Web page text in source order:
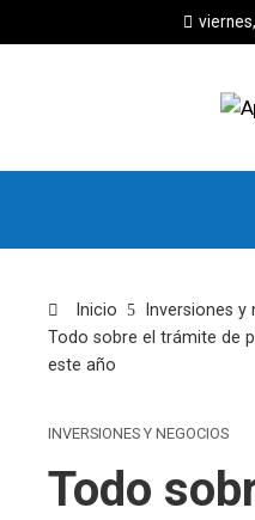
Inicio
Inversiones y
Todo sobre el trámite de
este año
INVERSIONES Y NEGOCIOS
Todo